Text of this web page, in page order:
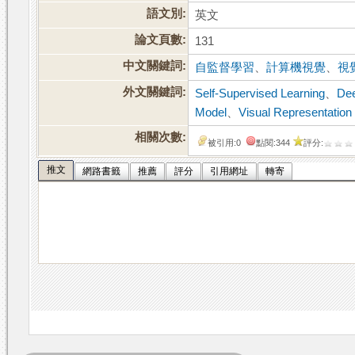
語文別:
英文
論文頁數:
131
中文關鍵詞:
自監督學習 、計算機視覺 、視
外文關鍵詞:
Self-Supervised Learning
Model
、Visual Representation
相關次數:
被引用:0 點閱:344 評分:
推文 網路書籤 推薦 評分 引用網址 轉寄